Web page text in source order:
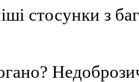
стосунки з